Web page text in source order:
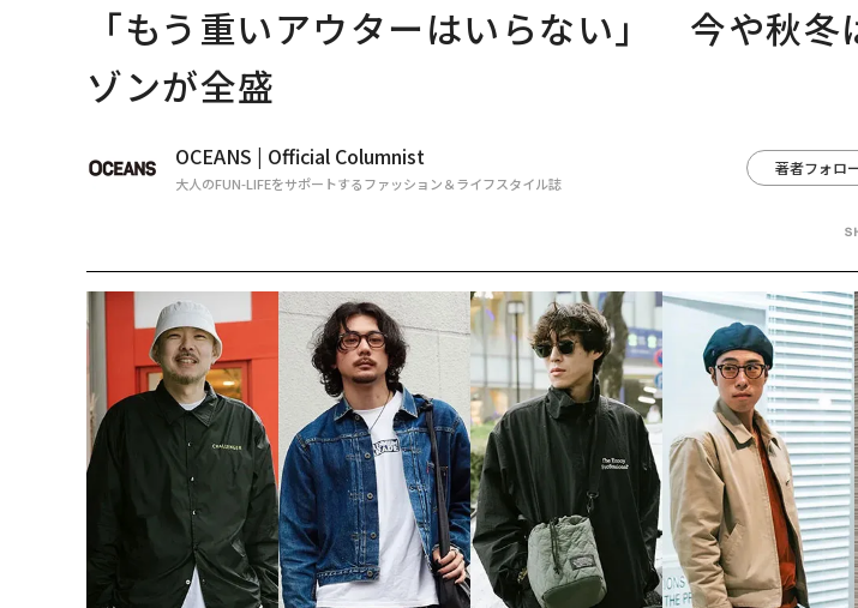
「もう重いアウターはいらない」 今や秋冬
ゾンが全盛
OCEANS | Official Columnist
大人のFUN-LIFEをサポートするファッション＆ライフスタイル誌
著者フォロ